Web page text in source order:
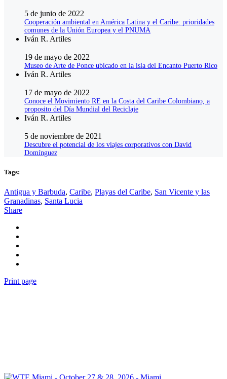
5 de junio de 2022
Cooperación ambiental en América Latina y el Caribe: prioridades
comunes de la Unión Europea y el PNUMA
Iván R. Artiles
19 de mayo de 2022
Museo de Arte de Ponce ubicado en la isla del Encanto Puerto Rico
Iván R. Artiles
17 de mayo de 2022
Conoce el Movimiento RE en la Costa del Caribe Colombiano, a
proposito del Día Mundial del Reciclaje
Iván R. Artiles
5 de noviembre de 2021
Descubre el potencial de los viajes corporativos con David
Domínguez
Tags:
Antigua y Barbuda, Caribe, Playas del Caribe, San Vicente y las
Granadinas, Santa Lucia
Share
Print page